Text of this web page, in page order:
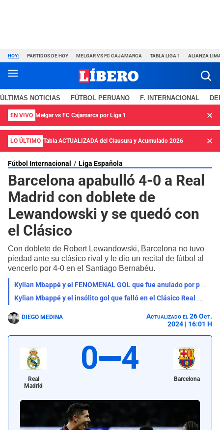
HOY: PARTIDOS DE HOY MELGAR VS FC CAJAMARCA TABLA LIGA 1 ALIANZA
ÚLTIMAS NOTICIAS FÚTBOL PERUANO F. INTERNACIONAL
EN VIVO Melgar vs FC Cajamarca por Liga 1
LO ÚLTIMO Tabla ACTUALIZADA del Clausura y Acumulado 2026
Fútbol Internacional Liga Española
Barcelona apabulló 4-0 a Real
Madrid con doblete de
Lewandowski y se quedó con
el Clásico
Con doblete de Robert Lewandowski, Barcelona no tuvo
piedad ante su clásico rival y le dio un recital de fútbol al
vencerlo por 4-0 en el Santiago Bernabéu.
Kylian Mbappé y el FENOMENAL GOL que fue anulado por posición adelantada en Real Madrid
Kylian Mbappé y el insólito gol que falló en el Clásico Real Madrid vs Barcelona
DIEGO MEDINA
Actualizado el 26 Oct.
2024 | 16:01 H
Real
Madrid
0 4
Barcelona